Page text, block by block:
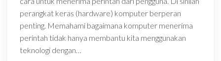
perangkat keras (hardware) komputer berperan
penting. Memahami bagaimana komputer menerima
perintah tidak hanya membantu kita menggunakan
teknologi dengan…